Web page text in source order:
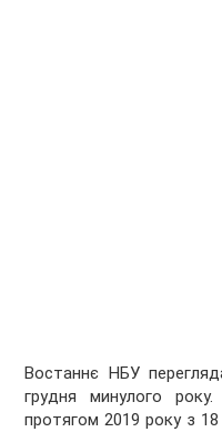
Востаннє НБУ
грудня минулого
протягом 2019 року з